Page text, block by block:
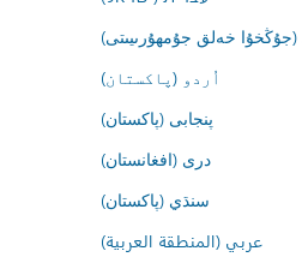
(جۇڭخۇا خەلق جۇمھۇرىيىتى)
اُردو (پاکستان)
پنجابی (پاکستان)
درى (افغانستان)
سنڌي (پاکستان)
عربي (المنطقة العربية)